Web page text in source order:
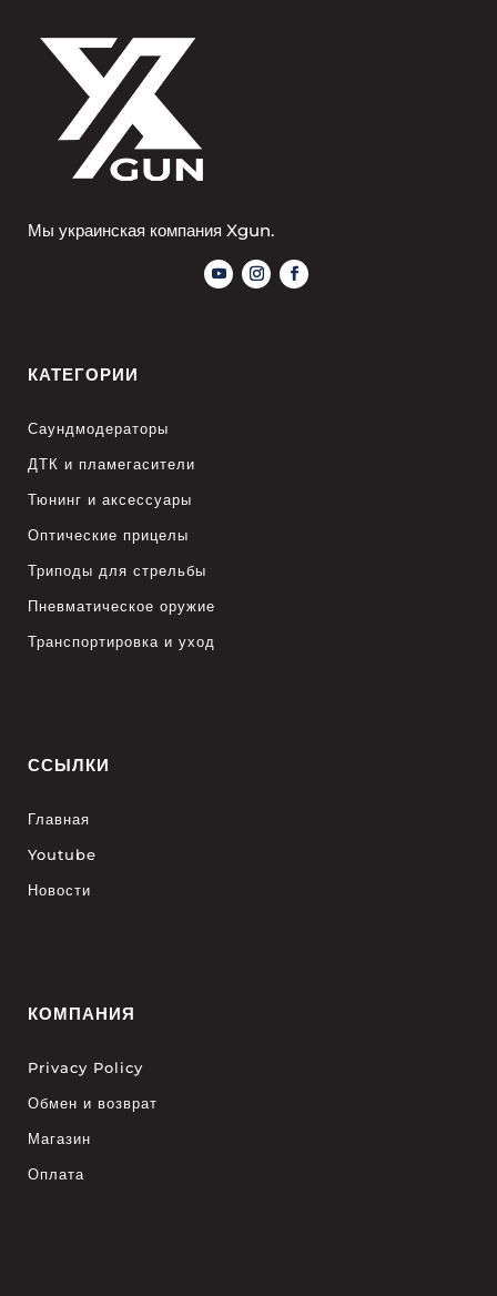
Мы украинская компания Xgun.
КАТЕГОРИИ
Саундмодераторы
ДТК и пламегасители
Тюнинг и аксессуары
Оптические прицелы
Триподы для стрельбы
Пневматическое оружие
Транспортировка и уход
ССЫЛКИ
Главная
Youtube
Новости
КОМПАНИЯ
Privacy Policy
Обмен и возврат
Магазин
Оплата